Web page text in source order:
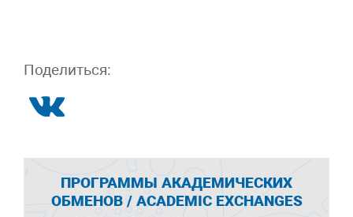
Поделиться:
ПРОГРАММЫ АКАДЕМИЧЕСКИХ
ОБМЕНОВ / ACADEMIC EXCHANGES